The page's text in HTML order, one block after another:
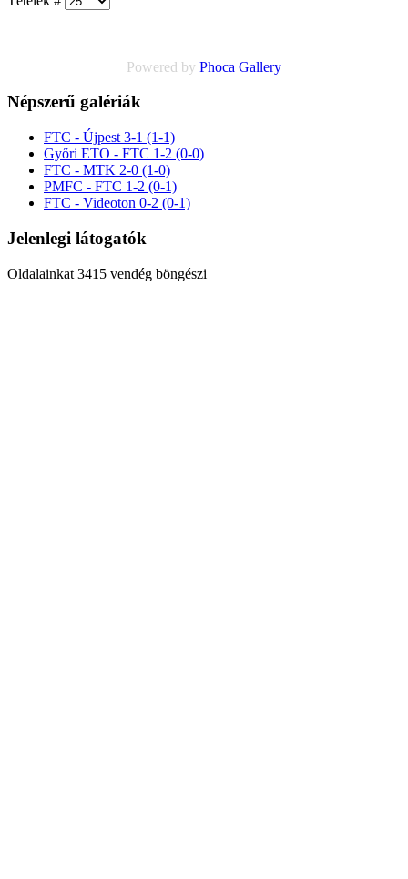
Powered by Phoca Gallery
Népszerű galériák
FTC - Újpest 3-1 (1-1)
Győri ETO - FTC 1-2 (0-0)
FTC - MTK 2-0 (1-0)
PMFC - FTC 1-2 (0-1)
FTC - Videoton 0-2 (0-1)
Jelenlegi látogatók
Oldalainkat 3415 vendég böngészi